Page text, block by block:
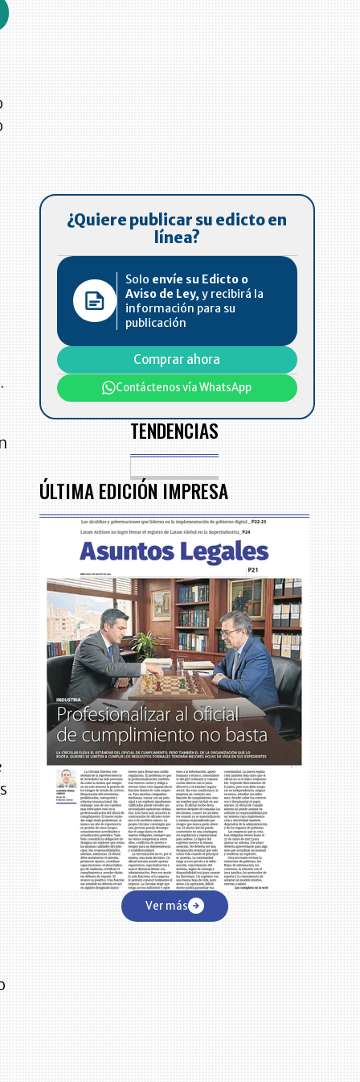
¿Quiere publicar su edicto en
línea?
Solo envíe su Edicto o
Aviso de Ley, y recibirá la
información para su
publicación
Comprar ahora
Contáctenos vía WhatsApp
TENDENCIAS
ÚLTIMA EDICIÓN IMPRESA
Ver más